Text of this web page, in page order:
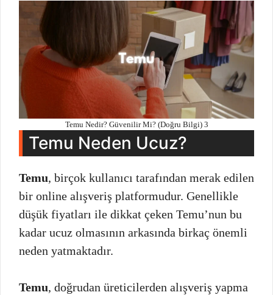
Temu Nedir? Güvenilir Mi? (Doğru Bilgi) 3
Temu Neden Ucuz?
Temu, birçok kullanıcı tarafından merak edilen
bir online alışveriş platformudur. Genellikle
düşük fiyatları ile dikkat çeken Temu’nun bu
kadar ucuz olmasının arkasında birkaç önemli
neden yatmaktadır.
Temu, doğrudan üreticilerden alışveriş yapma